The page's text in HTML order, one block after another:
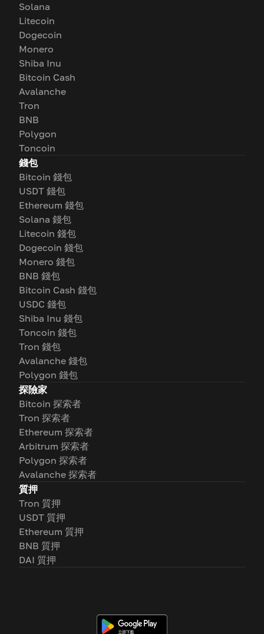
Solana
Litecoin
Dogecoin
Monero
Shiba Inu
Bitcoin Cash
Avalanche
Tron
BNB
Polygon
Toncoin
錢包
Bitcoin 錢包
USDT 錢包
Ethereum 錢包
Solana 錢包
Litecoin 錢包
Dogecoin 錢包
Monero 錢包
BNB 錢包
Bitcoin Cash 錢包
USDC 錢包
Shiba Inu 錢包
Toncoin 錢包
Tron 錢包
Avalanche 錢包
Polygon 錢包
探險家
Bitcoin 探索者
Tron 探索者
Ethereum 探索者
Arbitrum 探索者
Polygon 探索者
Avalanche 探索者
質押
Tron 質押
USDT 質押
Ethereum 質押
BNB 質押
DAI 質押